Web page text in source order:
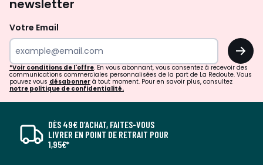
newsletter
Votre Email
OK
*Voir conditions de l'offre. En vous abonnant, vous consentez à recevoir des
communications commerciales personnalisées de la part de La Redoute. Vous
pouvez vous désabonner à tout moment. Pour en savoir plus, consultez
notre politique de confidentialité.
DÈS 49€ D’ACHAT, FAITES-VOUS
LIVRER EN POINT DE RETRAIT POUR
1,95€*